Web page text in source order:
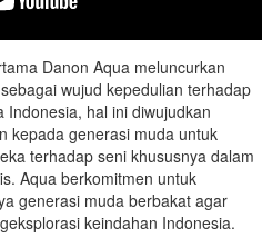
Danon Aqua meluncurkan
wujud kepedulian terhadap
hal ini diwujudkan
kepada generasi muda untuk
terhadap seni khususnya dalam
Aqua berkomitmen untuk
generasi muda berbakat agar
keindahan Indonesia.